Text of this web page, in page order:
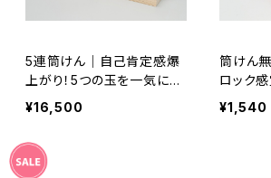
5連筒けん｜自己肯定感爆
上がり！5つの玉を一気にの
せる非日常チャレンジ
¥16,500
筒けん
ロック
ーツ（テ
¥1,540